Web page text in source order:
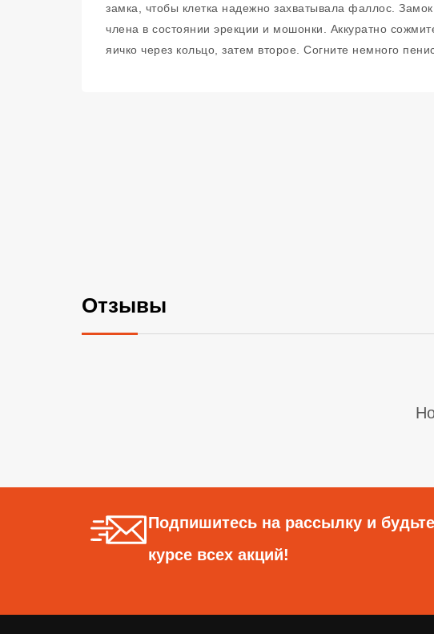
замка, чтобы клетка надежно захватывала фаллос.
члена в состоянии эрекции и мошонки. Аккуратно
яичко через кольцо, затем второе. Согните немного
Отзывы
Подпишитесь на рассылку и
курсе всех акций!